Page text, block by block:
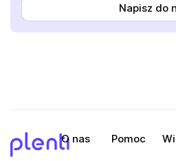
Napisz do
O nas Pomoc